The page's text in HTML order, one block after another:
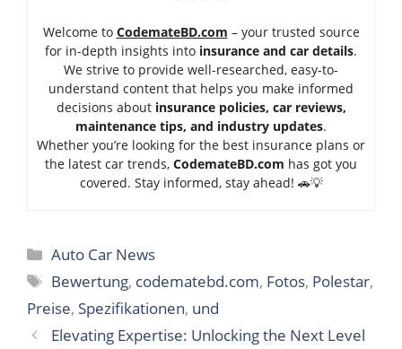
Welcome to CodemateBD.com – your trusted source
for in-depth insights into insurance and car details.
We strive to provide well-researched, easy-to-
understand content that helps you make informed
decisions about insurance policies, car reviews,
maintenance tips, and industry updates.
Whether you’re looking for the best insurance plans or
the latest car trends, CodemateBD.com has got you
covered. Stay informed, stay ahead! 🚗💡
Categories
Auto Car News
Tags
Bewertung, codematebd.com, Fotos, Polestar,
Preise, Spezifikationen, und
Elevating Expertise: Unlocking the Next Level